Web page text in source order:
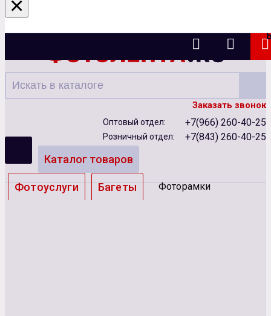
Казань
Заказать звонок
Оптовый отдел: +7(966) 260-40-25
Розничный отдел: +7(843) 260-40-25
Каталог товаров
Фотоуслуги Багеты Фоторамки
×